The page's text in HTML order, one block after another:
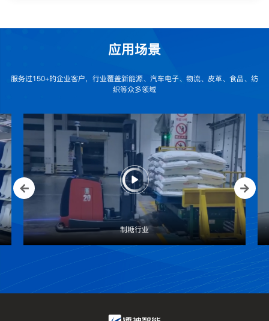
应用场景
服务过150+的企业客户，行业覆盖新能源、汽车电子、物流、皮革、食品、纺
织等众多领域
制糖行业